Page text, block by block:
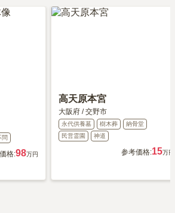
知りたい方は『永代供養墓をわかりやすく
。
問
格:98万円
高天原本宮
大阪府 /交野市
永代供養墓 樹木葬
納骨堂
民営霊園
神道
参考価格:15万円